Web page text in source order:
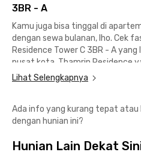
3BR - A
Kamu juga bisa tinggal di
dengan sewa bulanan, lho. Cek
Residence Tower C 3BR - A
pusat kota. Thamrin Residence
oleh PT Jakarta Realty sebagai
hunian favorit banyak pekerja
Apartemen 3BR di Jakarta
berdesain modern terdiri atas
Fasilitasnya termasuk AC, Wi-Fi,
Lihat Selengkapnya
Ada info yang kurang tepat atau
dengan hunian ini?
Hunian Lain Dekat